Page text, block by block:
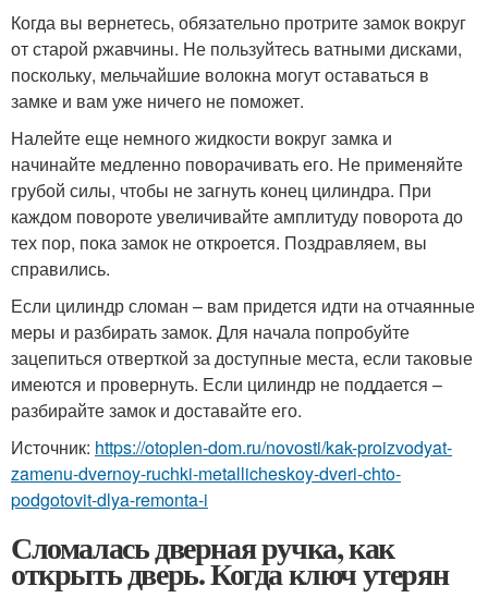
Когда вы вернетесь, обязательно протрите замок вокруг
от старой ржавчины. Не пользуйтесь ватными дисками,
поскольку, мельчайшие волокна могут оставаться в
замке и вам уже ничего не поможет.
Налейте еще немного жидкости вокруг замка и
начинайте медленно поворачивать его. Не применяйте
грубой силы, чтобы не загнуть конец цилиндра. При
каждом повороте увеличивайте амплитуду поворота до
тех пор, пока замок не откроется. Поздравляем, вы
справились.
Если цилиндр сломан – вам придется идти на отчаянные
меры и разбирать замок. Для начала попробуйте
зацепиться отверткой за доступные места, если таковые
имеются и провернуть. Если цилиндр не поддается –
разбирайте замок и доставайте его.
Источник: https://otoplen-dom.ru/novosti/kak-proizvodyat-
zamenu-dvernoy-ruchki-metallicheskoy-dveri-chto-
podgotovit-dlya-remonta-i
Сломалась дверная ручка, как
открыть дверь. Когда ключ утерян